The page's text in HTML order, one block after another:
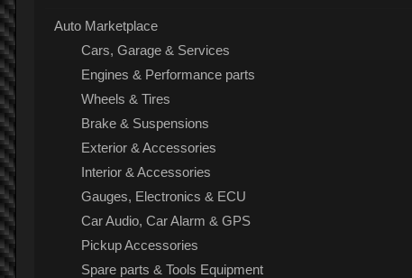
Auto Marketplace
Cars, Garage & Services
Engines & Performance parts
Wheels & Tires
Brake & Suspensions
Exterior & Accessories
Interior & Accessories
Gauges, Electronics & ECU
Car Audio, Car Alarm & GPS
Pickup Accessories
Spare parts & Tools Equipment